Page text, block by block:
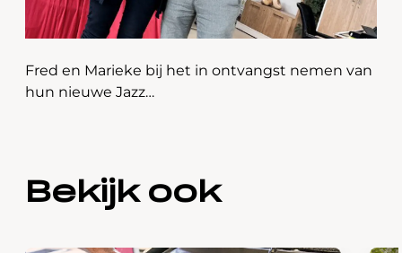
Fred en Marieke bij het in ontvangst nemen van
hun nieuwe Jazz…
Bekijk ook